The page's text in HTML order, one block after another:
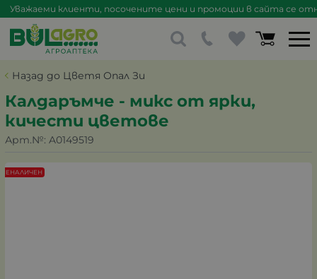
Уважаеми клиенти, посочените цени и промоции в сайта се
Назад до Цветя Опал Зи
Калдаръмче - микс от ярки,
кичести цветове
Арт.№: A0149519
НЕНАЛИЧЕН